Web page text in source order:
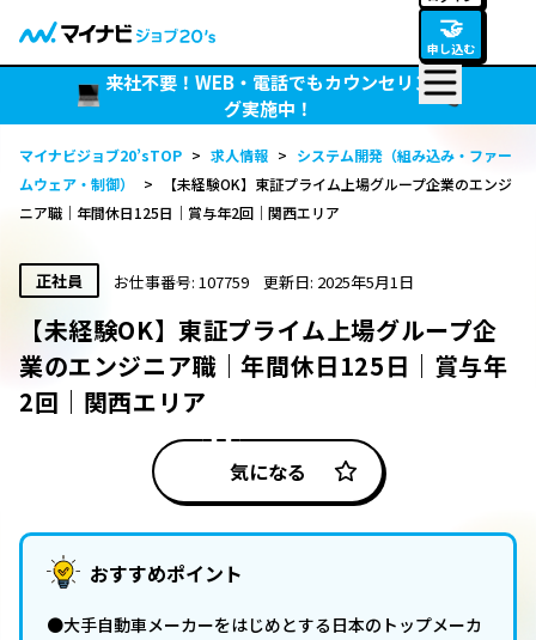
🤝
申し込む
来社不要！WEB・電話でもカウンセリン
グ実施中！
マイナビジョブ20’sTOP > 求人情報 > システム開発（組み込み・ファー
ムウェア・制御）
>
【未経験OK】東証プライム上場グループ企業のエンジ
ニア職｜年間休日125日｜賞与年2回｜関西エリア
正社員 お仕事番号: 107759 更新日: 2025年5月1日
【未経験OK】東証プライム上場グループ企
業のエンジニア職｜年間休日125日｜賞与年
2回｜関西エリア
気になる
おすすめポイント
●大手自動車メーカーをはじめとする日本のトップメーカ